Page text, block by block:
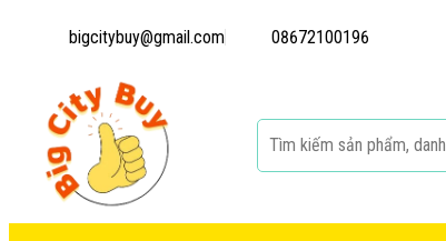
bigcitybuy@gmail.com 08672100196